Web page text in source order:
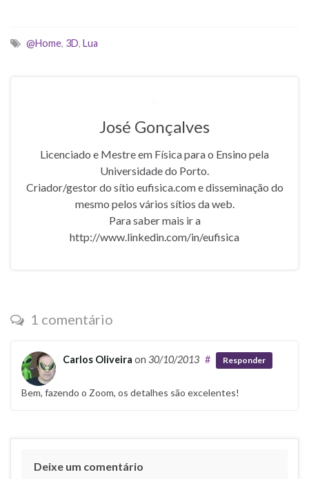
@Home, 3D, Lua
José Gonçalves
Licenciado e Mestre em Física para o Ensino pela
Universidade do Porto.
Criador/gestor do sítio eufisica.com e disseminação do
mesmo pelos vários sítios da web.
Para saber mais ir a
http://www.linkedin.com/in/eufisica
1 comentário
Carlos Oliveira on 30/10/2013 # Responder
Bem, fazendo o Zoom, os detalhes são excelentes!
Deixe um comentário